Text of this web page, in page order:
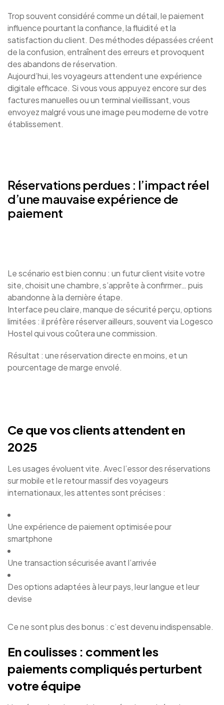
Trop souvent considéré comme un détail, le paiement
influence pourtant la confiance, la fluidité et la
satisfaction du client. Des méthodes dépassées créent
de la confusion, entraînent des erreurs et provoquent
des abandons de réservation.
Aujourd’hui, les voyageurs attendent une expérience
digitale efficace. Si vous vous appuyez encore sur des
factures manuelles ou un terminal vieillissant, vous
envoyez malgré vous une image peu moderne de votre
établissement.
Réservations perdues : l’impact réel
d’une mauvaise expérience de
paiement
Le scénario est bien connu : un futur client visite votre
site, choisit une chambre, s’apprête à confirmer… puis
abandonne à la dernière étape.
Interface peu claire, manque de sécurité perçu, options
limitées : il préfère réserver ailleurs, souvent via Logesco
Hostel qui vous coûtera une commission.
Résultat : une réservation directe en moins, et un
pourcentage de marge envolé.
Ce que vos clients attendent en
2025
Les usages évoluent vite. Avec l’essor des réservations
sur mobile et le retour massif des voyageurs
internationaux, les attentes sont précises :
Une expérience de paiement optimisée pour
smartphone
Une transaction sécurisée avant l’arrivée
Des options adaptées à leur pays, leur langue et leur
devise
Ce ne sont plus des bonus : c’est devenu indispensable.
En coulisses : comment les
paiements compliqués perturbent
votre équipe